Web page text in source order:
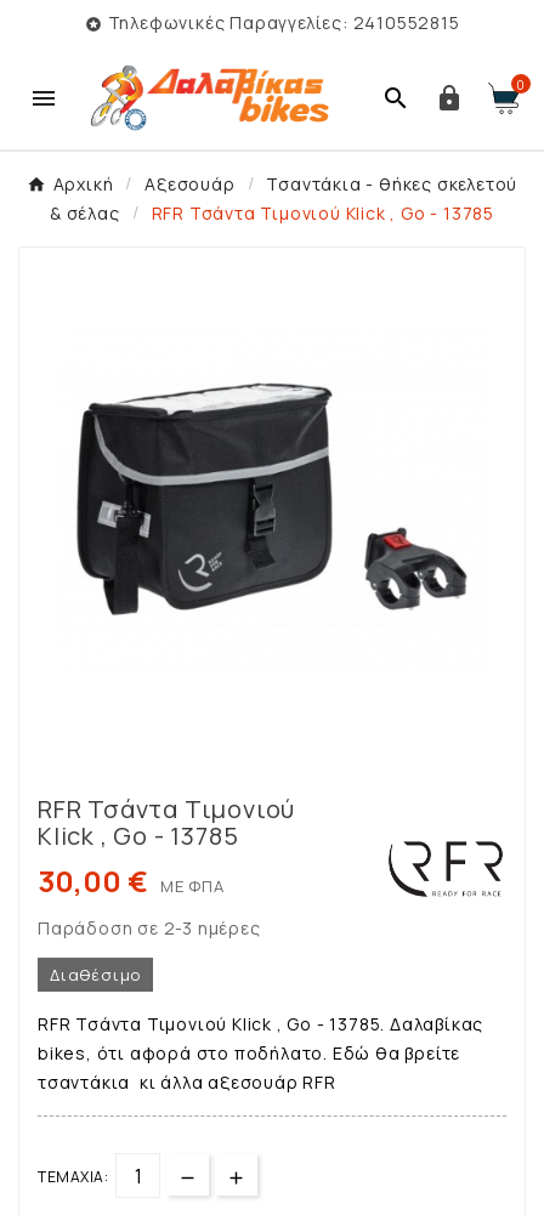
 Τηλεφωνικές Παραγγελίες: 2410552815
   0
Αρχική Αξεσουάρ
Τσαντάκια - θήκες σκελετού
& σέλας
RFR Τσάντα Τιμονιού Klick , Go - 13785
RFR Τσάντα Τιμονιού
Klick , Go - 13785
30,00 € ΜΕ ΦΠΑ
Παράδοση σε 2-3 ημέρες
Διαθέσιμο
RFR Τσάντα Τιμονιού Klick , Go - 13785. Δαλαβίκας
bikes, ότι αφορά στο ποδήλατο. Εδώ θα βρείτε
τσαντάκια κι άλλα αξεσουάρ RFR
ΤΕΜΆΧΙΑ: